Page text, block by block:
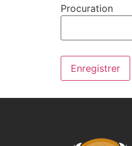
Procuration
Enregistrer